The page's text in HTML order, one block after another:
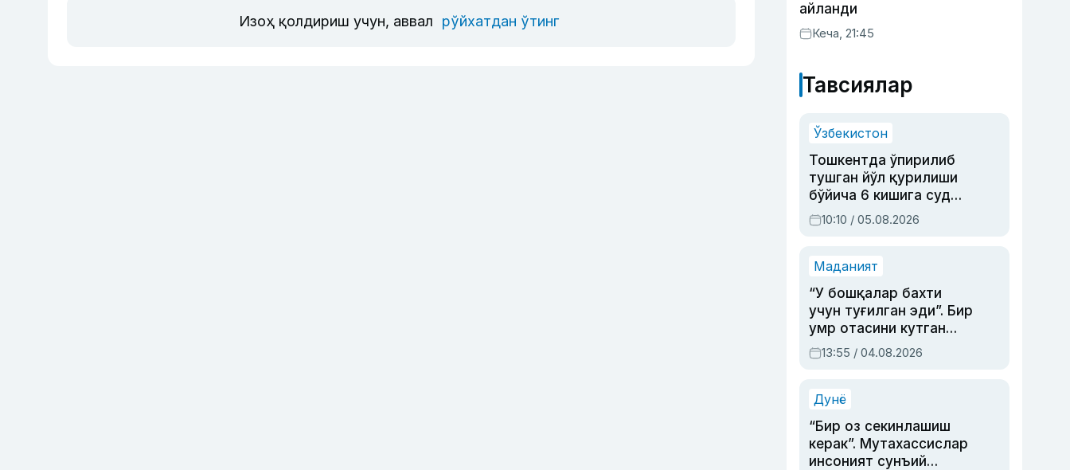
Изоҳ қолдириш учун, аввал рўйхатдан ўтинг
айланди
Кеча, 21:45
Тавсиялар
Ўзбекистон
Тошкентда ўпирилиб
тушган йўл қурилиши
бўйича 6 кишига суд
ҳукми ўқилди
10:10 / 05.08.2026
Маданият
“У бошқалар бахти
учун туғилган эди”. Бир
умр отасини кутган
актриса ва дубльяж
устаси Римма
синовларга тўла ҳаёти
13:55 / 04.08.2026
Дунё
“Бир оз секинлашиш
керак”. Мутахассислар
инсоният сунъий